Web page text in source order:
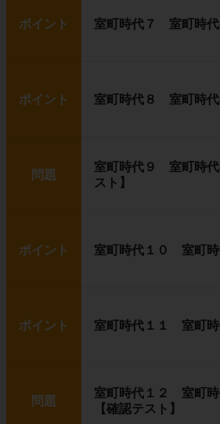
ポイント 室町時代７ 室町時代
ポイント 室町時代８ 室町時代
問題
室町時代９ 室町時
スト】
ポイント 室町時代１０ 室町時
ポイント 室町時代１１ 室町時
問題
室町時代１２ 室町
【確認テスト】